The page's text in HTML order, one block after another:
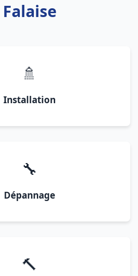
Falaise
🚿
Installation
🔧
Dépannage
🔨